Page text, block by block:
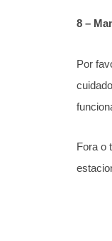
8 –
Por
Fora o